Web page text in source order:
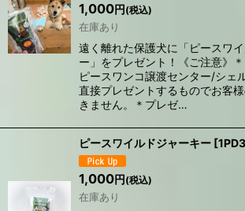
1,000円 (税込)
在庫あり
遠く離れた保護犬に「ピースワ
ー」をプレゼント！《ご注意》
ピースワンコ譲渡センター/シェ
直接プレゼントするものでお客
きません。​＊​プレゼ…
ピースワイルドジャーキー [
1,000円 (税込)
在庫あり